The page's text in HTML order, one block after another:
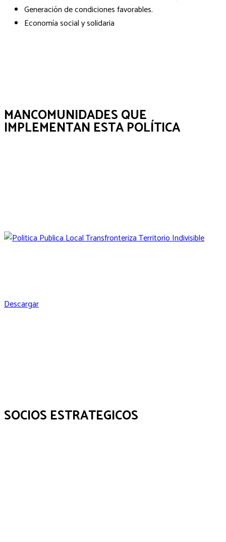
Generación de condiciones favorables.
Economía social y solidaria
MANCOMUNIDADES QUE
IMPLEMENTAN ESTA POLÍTICA
Descargar
SOCIOS ESTRATEGICOS